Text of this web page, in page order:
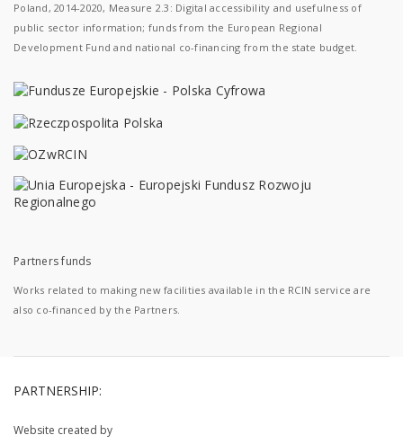
Poland, 2014-2020, Measure 2.3: Digital accessibility and usefulness of
public sector information; funds from the European Regional
Development Fund and national co-financing from the state budget.
Partners funds
Works related to making new facilities available in the RCIN service are
also co-financed by the Partners.
PARTNERSHIP:
Website created by